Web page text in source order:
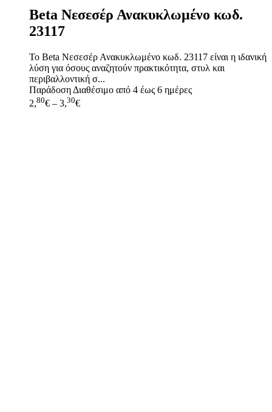
Beta Νεσεσέρ Ανακυκλωμένο κωδ.
23117
Το Beta Νεσεσέρ Ανακυκλωμένο κωδ. 23117 είναι η ιδανική
λύση για όσους αναζητούν πρακτικότητα, στυλ και
περιβαλλοντική σ...
Παράδοση Διαθέσιμο από 4 έως 6 ημέρες
2,80€ – 3,30€